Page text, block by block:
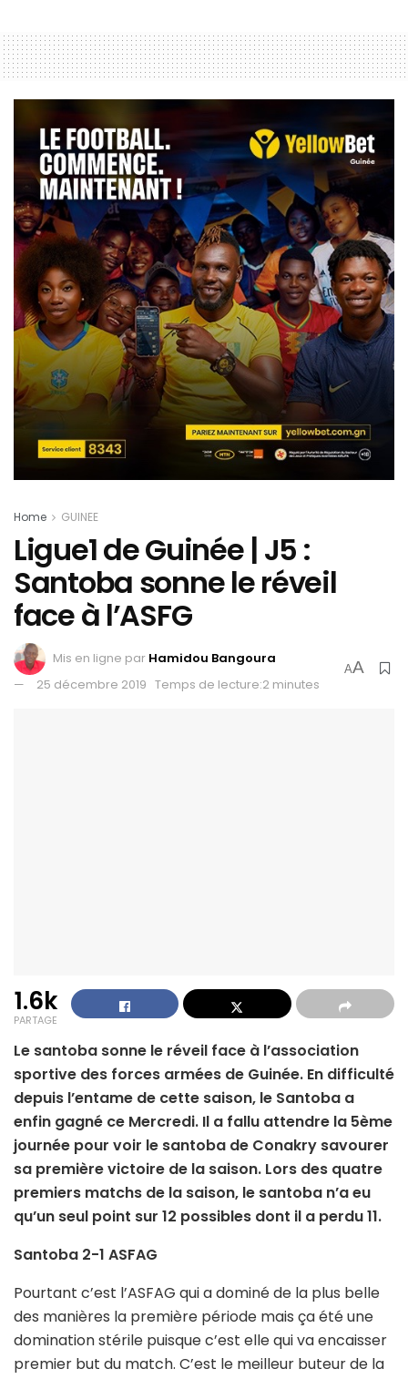
Home GUINEE
Ligue1 de Guinée | J5 :
Santoba sonne le réveil
face à l’ASFG
Mis en ligne par Hamidou Bangoura
25 décembre 2019 Temps de lecture:2 minutes
AA
1.6k
PARTAGE
Le santoba sonne le réveil face à l’association
sportive des forces armées de Guinée. En difficulté
depuis l’entame de cette saison, le Santoba a
enfin gagné ce Mercredi. Il a fallu attendre la 5ème
journée pour voir le santoba de Conakry savourer
sa première victoire de la saison. Lors des quatre
premiers matchs de la saison, le santoba n’a eu
qu’un seul point sur 12 possibles dont il a perdu 11.
Santoba 2-1 ASFAG
Pourtant c’est l’ASFAG qui a dominé de la plus belle
des manières la première période mais ça été une
domination stérile puisque c’est elle qui va encaisser
premier but du match. C’est le meilleur buteur de la